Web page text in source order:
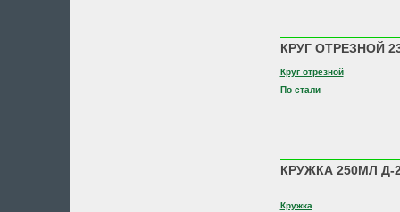
КРУГ ОТРЕЗНОЙ
Круг отрезной
По стали
КРУЖКА 250МЛ Д-
Кружка